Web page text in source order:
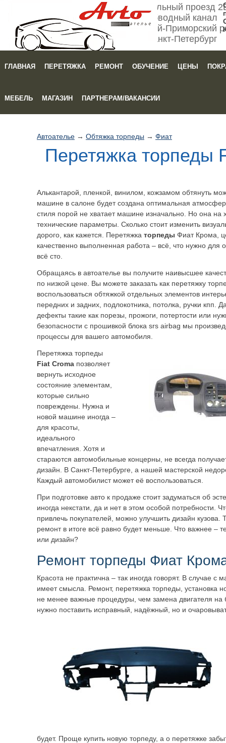
Мебельный проезд
Обводный канал
Кировский-Приморский
Санкт-Петербург
ГЛАВНАЯ ПЕРЕТЯЖКА РЕМОНТ ОБУЧЕНИЕ ЦЕНЫ
МЕБЕЛЬ МАГАЗИН ПАРТНЕРАМ/ВАКАНСИИ
Автоателье → Обтяжка торпеды → Фиат
Перетяжка торпеды
Алькантарой, пленкой, винилом, кожзамом обтянуть
машине в салоне будет создана оптимальная
стиля порой не хватает машине изначально. Но она на
технические параметры. Сколько стоит изменить
дорого, как кажется. Перетяжка торпеды Фиат Крома,
качественно выполненная работа – всё, что нужно для
всё сто.
Обращаясь в автоателье вы получите наивысшее
по низкой цене. Вы можете заказать как перетяжку
воспользоваться обтяжкой отдельных элементов
передних и задних, подлокотника, потолка, ручки кпп.
дефекты такие как порезы, прожоги, потертости или
безопасности с прошивкой блока srs airbag мы
процессы для вашего автомобиля.
Перетяжка торпеды
Fiat Croma позволяет
вернуть исходное
состояние элементам,
которые сильно
повреждены. Нужна и
новой машине иногда –
для красоты,
идеального
впечатления. Хотя и
стараются автомобильные концерны, не всегда
дизайн. В Санкт-Петербурге, а нашей мастерской
Каждый автомобилист может её воспользоваться.
При подготовке авто к продаже стоит задуматься об
иногда некстати, да и нет в этом особой потребности.
привлечь покупателей, можно улучшить дизайн кузова.
ремонт в итоге всё равно будет меньше. Что важнее –
или дизайн?
Ремонт торпеды Фиат
Красота не практична – так иногда говорят. В случае с
имеет смысла. Ремонт, перетяжка торпеды, установка
не менее важные процедуры, чем замена двигателя
нужно поставить исправный, надёжный, но и
будет. Проще купить новую торпеду, а о перетяжке